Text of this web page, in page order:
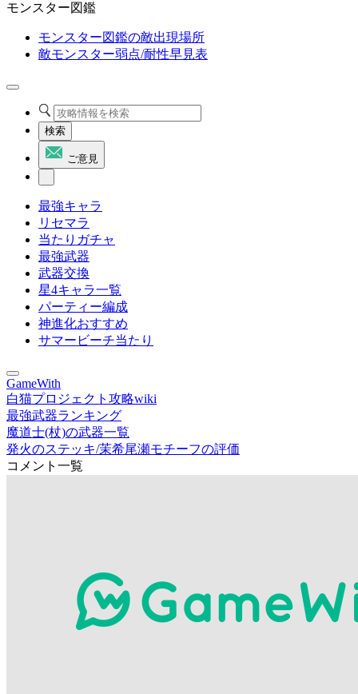
モンスター図鑑
モンスター図鑑の敵出現場所
敵モンスター弱点/耐性早見表
検索
ご意見
最強キャラ
リセマラ
当たりガチャ
最強武器
武器交換
星4キャラ一覧
パーティー編成
神進化おすすめ
サマービーチ当たり
GameWith
白猫プロジェクト攻略wiki
最強武器ランキング
魔道士(杖)の武器一覧
発火のステッキ/茉希尾瀬モチーフの評価
コメント一覧